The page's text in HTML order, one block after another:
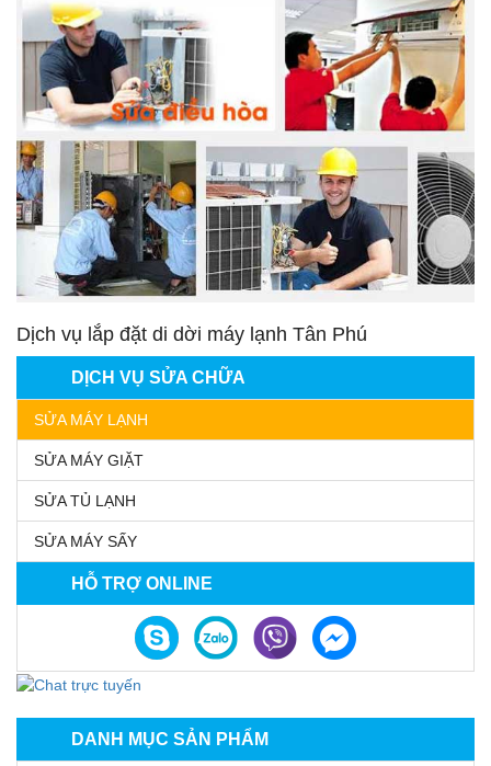
DỊCH VỤ SỬA CHỮA
SỬA MÁY LẠNH
SỬA MÁY GIẶT
SỬA TỦ LẠNH
SỬA MÁY SẤY
HỖ TRỢ ONLINE
DANH MỤC SẢN PHẨM
Dịch vụ lắp đặt di dời máy lạnh Tân Phú